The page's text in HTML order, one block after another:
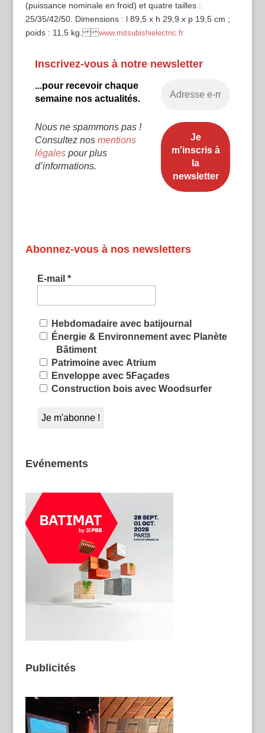
(puissance nominale en froid) et quatre tailles :
25/35/42/50. Dimensions : l 89,5 x h 29,9 x p 19,5 cm ;
poids : 11,5 kg.www.mitsubishielectric.fr
Inscrivez-vous à notre newsletter
...pour recevoir chaque
semaine nos actualités.
Nous ne spammons pas !
Consultez nos mentions
légalespour plus
d’informations.
Abonnez-vous à nos newsletters
E-mail *
Hebdomadaire avec batijournal
Énergie & Environnement avec Planète
Bâtiment
Patrimoine avec Atrium
Enveloppe avec 5Façades
Construction bois avec Woodsurfer
Evénements
Publicités